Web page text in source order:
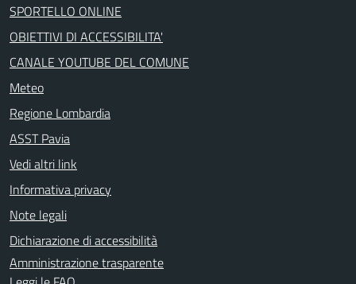
SPORTELLO ONLINE
OBIETTIVI DI ACCESSIBILITA'
CANALE YOUTUBE DEL COMUNE
Meteo
Regione Lombardia
ASST Pavia
Vedi altri link
Informativa privacy
Note legali
Dichiarazione di accessibilità
Amministrazione trasparente